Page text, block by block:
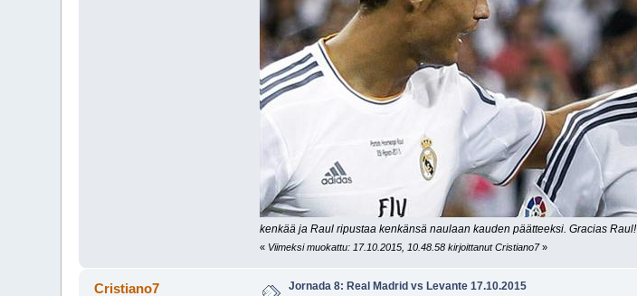
kenkää ja Raul ripustaa kenkänsä naulaan kauden päätteeksi. Gracias Raul!
« Viimeksi muokattu: 17.10.2015, 10.48.58 kirjoittanut Cristiano7»
Cristiano7 Jornada 8: Real Madrid vs Levante 17.10.2015